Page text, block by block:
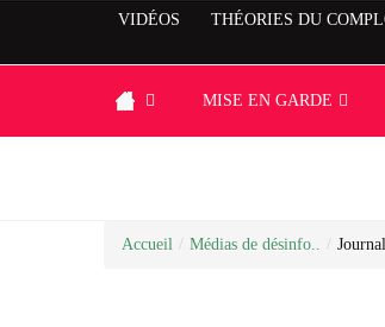
VIDÉOS THÉORIES DU
MISE EN GARDE
Accueil / Médias de désinfo.. /